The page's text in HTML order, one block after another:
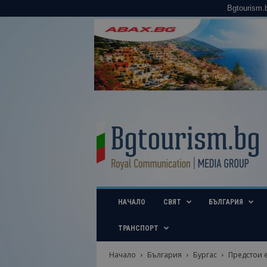
u
i
b
НАЧАЛО СВЯТ БЪЛГАРИЯ
ТРАНСПОРТ
Начало България Бургас
Предстои